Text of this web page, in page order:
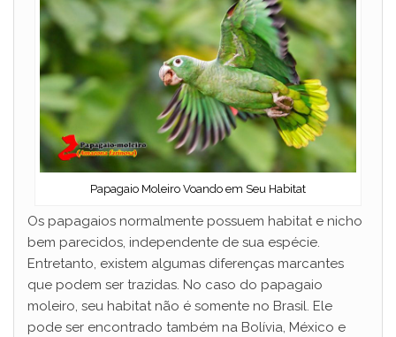
Papagaio Moleiro Voando em Seu Habitat
Os papagaios normalmente possuem habitat e nicho
bem parecidos, independente de sua espécie.
Entretanto, existem algumas diferenças marcantes
que podem ser trazidas. No caso do papagaio
moleiro, seu habitat não é somente no Brasil. Ele
pode ser encontrado também na Bolívia, México e